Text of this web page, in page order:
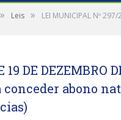
» Leis » LEI MUNICIPAL Nº
DE DEZEMBRO
abono